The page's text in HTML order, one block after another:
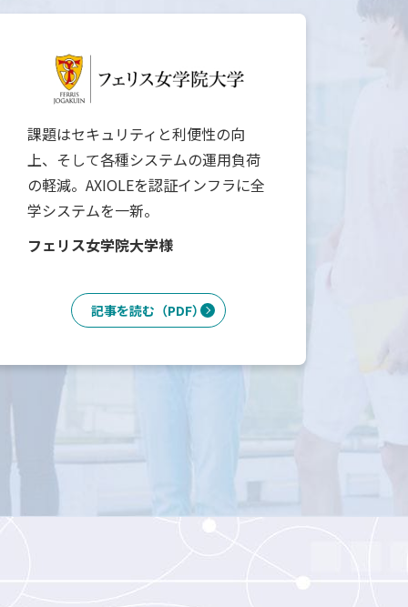
課題はセキュリティと利便性の向
上、そして各種システムの運用負荷
の軽減。AXIOLEを認証インフラに全
学システムを一新。
フェリス女学院大学様
記事を読む（PDF）